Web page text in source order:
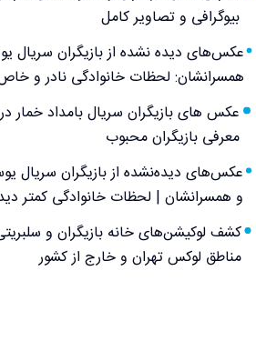
بیوگرافی و تصاویر کامل
عکس‌های دیده نشده از بازیگران سریال
همسرانشان: لحظات خانوادگی نادر و
عکس های بازیگران سریال بامداد خمار
معرفی بازیگران محبوب
عکس‌های دیده‌نشده از بازیگران سریال
و همسرانشان | لحظات خانوادگی کمتر
کشف لوکیشن‌های خانه بازیگران و
مناطق لوکس تهران و خارج از کشور